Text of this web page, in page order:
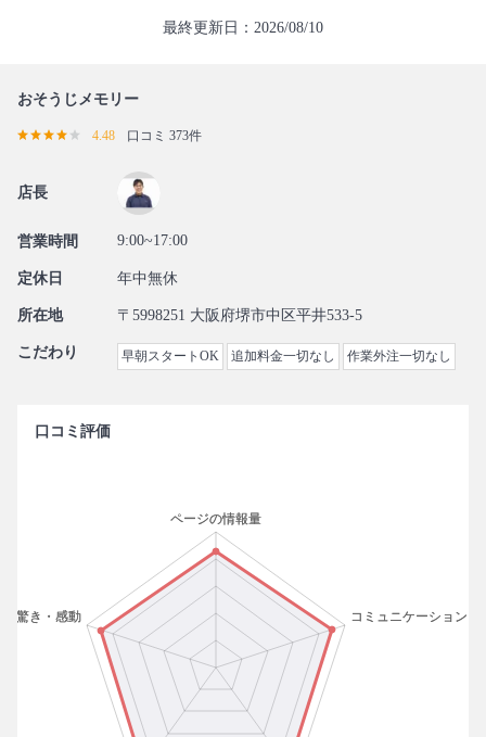
最終更新日：2026/08/10
おそうじメモリー
4.48 口コミ 373件
店長
営業時間 9:00~17:00
定休日 年中無休
所在地 〒5998251 大阪府堺市中区平井533-5
こだわり 早朝スタートOK 追加料金一切なし 作業外注一切なし
口コミ評価